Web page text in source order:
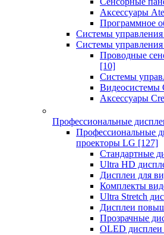
Аксессуары
Программное
Системы
Системы управления
Проводные
[10]
Системы
Видеосистемы
Аксессуары
Профессиональные
Профессиональные
проекторы LG [127]
Стандартные
Ultra HD
Дисплеи для
Комплекты
Ultra Stretch
Дисплеи
Прозрачные
OLED